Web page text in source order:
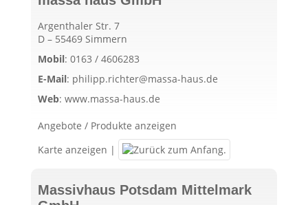
Argenthaler Str. 7
D – 55469 Simmern
Mobil: 0163 / 4606283
E-Mail: philipp.richter@massa-haus.de
Web: www.massa-haus.de
Angebote / Produkte anzeigen
Karte anzeigen |
Massivhaus Potsdam Mittelmark